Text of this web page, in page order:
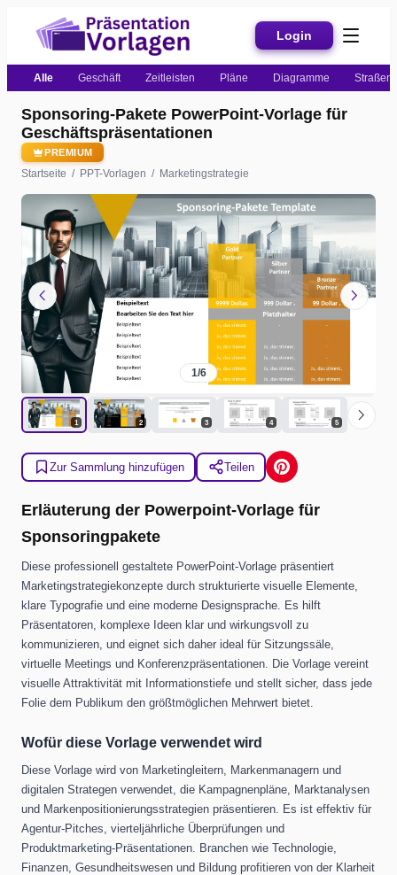
Login
Alle Geschäft Zeitleisten Pläne Diagramme
Sponsoring-Pakete PowerPoint-Vorlage für
Geschäftspräsentationen
PREMIUM
Startseite / PPT-Vorlagen / Marketingstrategie
chevron_left chevron_right
1/6
1 2 3 4 5 chevron_right
Zur Sammlung hinzufügen Teilen
Erläuterung der Powerpoint-Vorlage für
Sponsoringpakete
Diese professionell gestaltete PowerPoint-Vorlage präsentiert
Marketingstrategiekonzepte durch strukturierte visuelle Elemente,
klare Typografie und eine moderne Designsprache. Es hilft
Präsentatoren, komplexe Ideen klar und wirkungsvoll zu
kommunizieren, und eignet sich daher ideal für Sitzungssäle,
virtuelle Meetings und Konferenzpräsentationen. Die Vorlage vereint
visuelle Attraktivität mit Informationstiefe und stellt sicher, dass jede
Folie dem Publikum den größtmöglichen Mehrwert bietet.
Wofür diese Vorlage verwendet wird
Diese Vorlage wird von Marketingleitern, Markenmanagern und
digitalen Strategen verwendet, die Kampagnenpläne, Marktanalysen
und Markenpositionierungsstrategien präsentieren. Es ist effektiv für
Agentur-Pitches, vierteljährliche Überprüfungen und
Produktmarketing-Präsentationen. Branchen wie Technologie,
Finanzen, Gesundheitswesen und Bildung profitieren von der Klarheit